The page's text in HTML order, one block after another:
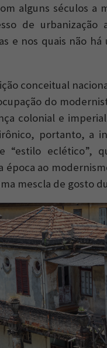
alguns séculos a
de urbanização
e nos quais não
conceitual
do
colonial e
portanto, a
“estilo eclético”,
época ao
mescla de gosto